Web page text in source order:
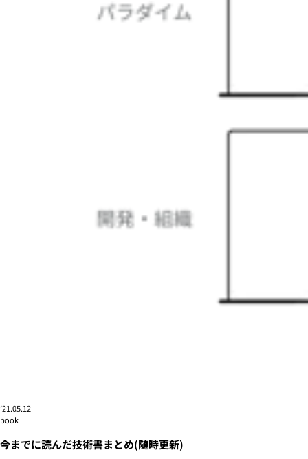
’21.05.12|
book
今までに読んだ技術書まとめ(随時更新)